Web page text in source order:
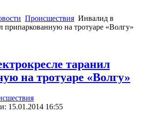
Происшествия Инвалид в
припаркованную на тротуаре «Волгу»
таранил
на тротуаре «Волгу»
15.01.2014 16:55